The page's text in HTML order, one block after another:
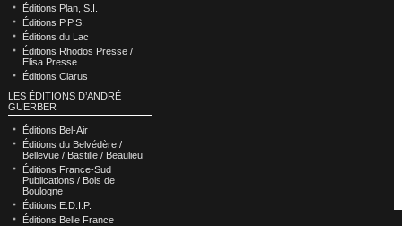
Éditions Plan, S.I.
Éditions P.P.S.
Éditions du Lac
Éditions Rhodos Presse /
Elisa Presse
Éditions Clarus
LES ÉDITIONS D’ANDRÉ
GUERBER
Éditions Bel-Air
Éditions du Belvédère /
Bellevue / Bastille / Beaulieu
Éditions France-Sud
Publications / Bois de
Boulogne
Éditions E.D.I.P.
Éditions Belle France